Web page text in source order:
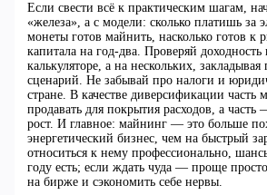
Если свести всё к практическим шагам,
«железа», а с модели: сколько платишь за
монеты готов майнить, насколько готов к
капитала на год-два. Проверяй
калькуляторе, а на нескольких,
сценарий. Не забывай про налоги и
стране. В качестве диверсификации часть
продавать для покрытия расходов, а часть
рост. И главное: майнинг — это больше
энергетический бизнес, чем на быстрый
относиться к нему профессионально,
году есть; если ждать чуда — проще
на бирже и сэкономить себе нервы.